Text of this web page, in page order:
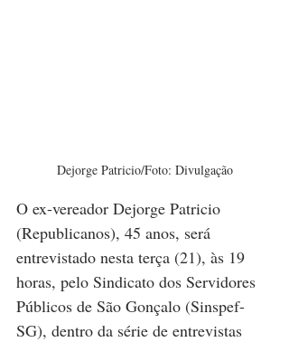
Dejorge Patricio/Foto: Divulgação
O ex-vereador Dejorge Patricio
(Republicanos), 45 anos, será
entrevistado nesta terça (21), às 19
horas, pelo Sindicato dos Servidores
Públicos de São Gonçalo (Sinspef-
SG), dentro da série de entrevistas